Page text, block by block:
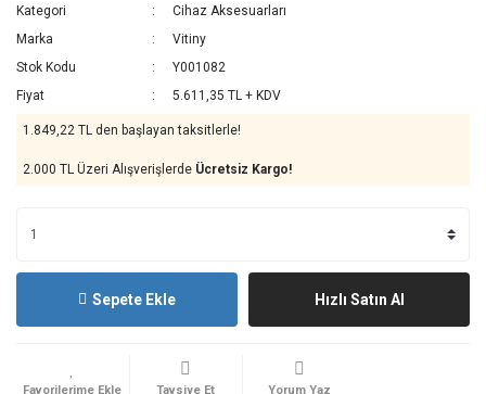
Kategori
Cihaz Aksesuarları
Marka
Vitiny
Stok Kodu
Y001082
Fiyat
5.611,35 TL + KDV
1.849,22 TL den başlayan taksitlerle!
2.000 TL Üzeri Alışverişlerde Ücretsiz Kargo!
Sepete Ekle Hızlı Satın Al
Tavsiye Et Yorum Yaz